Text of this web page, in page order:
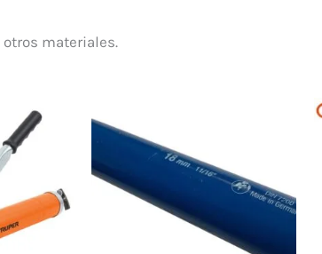
otros materiales.